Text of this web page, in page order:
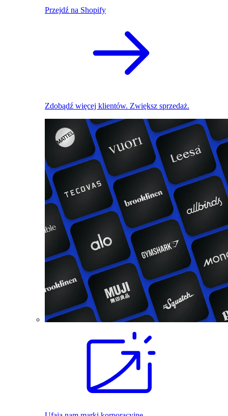
Przejdź na Shopify
Zdobądź więcej klientów. Zwiększ sprzedaż.